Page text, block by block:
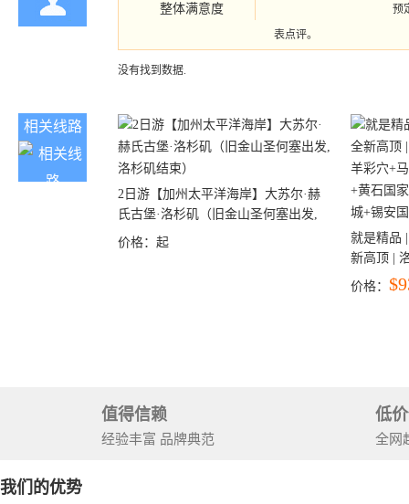
整体满意度
预
表点评。
没有找到数据.
相关线路
2日游【加州太平洋海岸】大苏尔·赫
氏古堡·洛杉矶（旧金山圣何塞出发,
洛杉矶结束）
价格： 起
就是精品
新高顶 |
彩穴+马
价格：
值得信赖
经验丰富 品牌典范
低
全网
我们的优势